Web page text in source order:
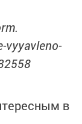
vyyavleno-
в